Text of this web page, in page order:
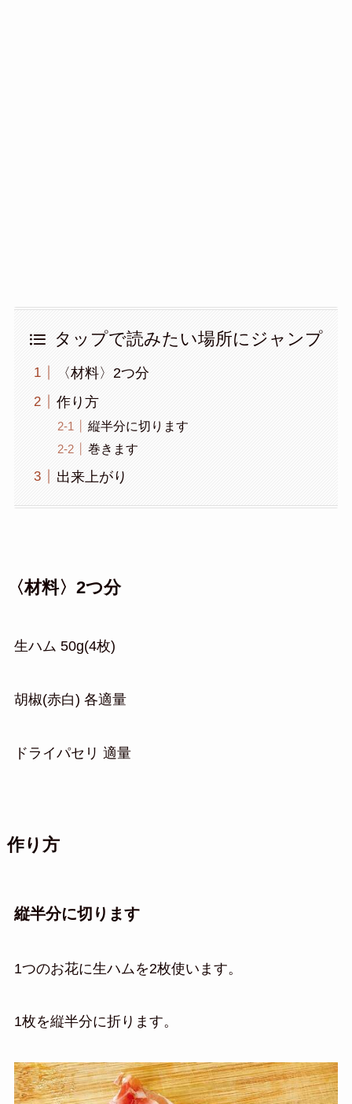
タップで読みたい場所にジャンプ
〈材料〉2つ分
作り方
縦半分に切ります
巻きます
出来上がり
〈材料〉2つ分
生ハム 50g(4枚)
胡椒(赤白) 各適量
ドライパセリ 適量
作り方
縦半分に切ります
1つのお花に生ハムを2枚使います。
1枚を縦半分に折ります。